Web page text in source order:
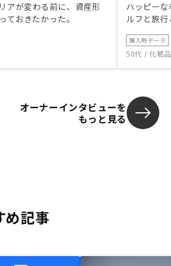
アが変わる前に、資産形
ておきたかった。
ハッピー
ルフと旅
購入時データ
50代 / 化粧
オーナーインタビューを
もっと見る
め記事